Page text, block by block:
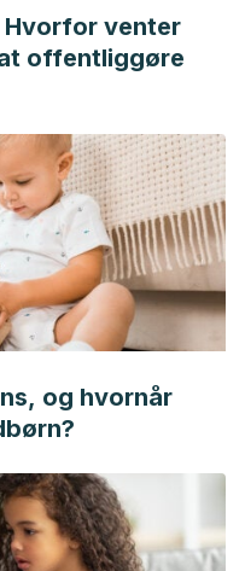
venter
offentliggøre
og hvornår